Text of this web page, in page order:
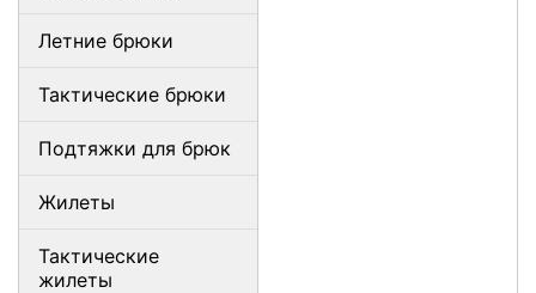
Летние брюки
Тактические брюки
Подтяжки для брюк
Жилеты
Тактические
жилеты